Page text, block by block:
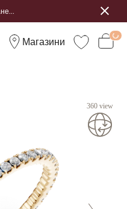
Магазини
360 view